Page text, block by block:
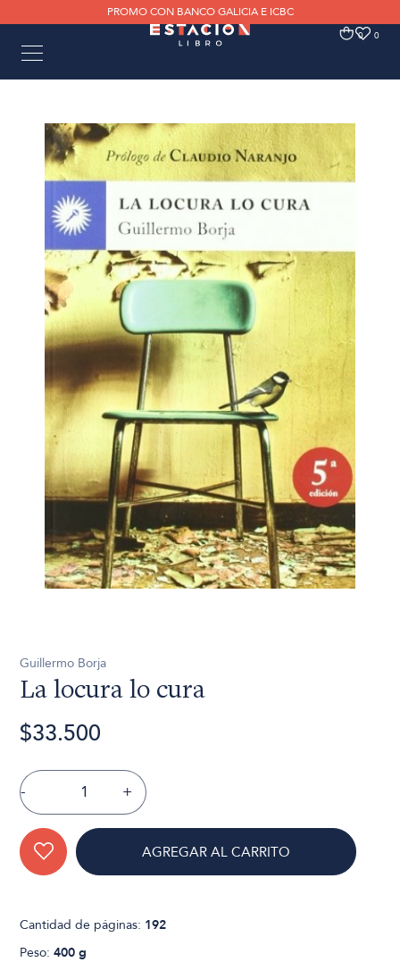
PROMO CON BANCO GALICIA E ICBC
0 0
Guillermo Borja
La locura lo cura
$33.500
- +
AGREGAR AL CARRITO
Cantidad de páginas: 192
Peso:400 g